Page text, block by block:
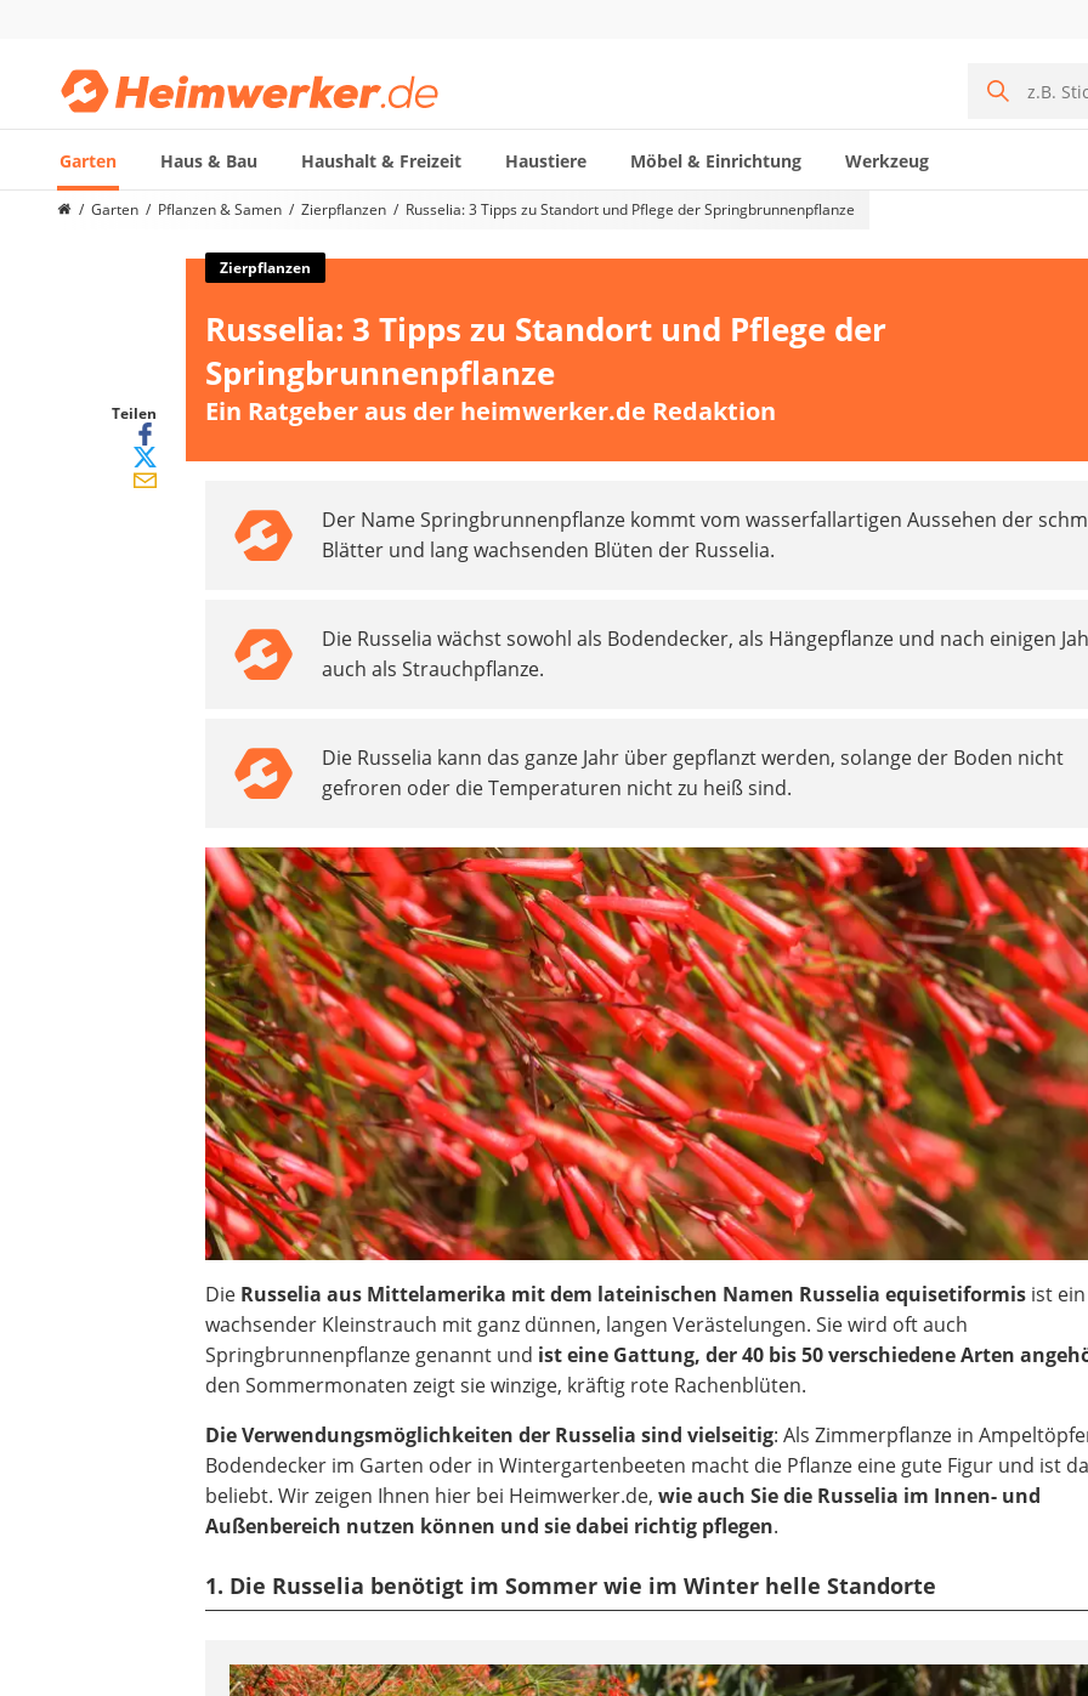
Garten Haus & Bau Haushalt & Freizeit Haustiere Möbel & Einrichtung Werkzeug
Die beliebtesten Vergleiche nach Kategorie
Akku-Laubsauger
Schlauchtrommel
Solar-Lichterkette außen
Teleskopleiter
Ameisengift
Bosch-Heckenschere
Garten Pflanzen & Samen Zierpflanzen Russelia: 3 Tipps zu Standort und Pflege der Springbrunnenpflanze
Teilen
Zierpflanzen
Russelia: 3 Tipps zu Standort und Pflege der
Springbrunnenpflanze
Ein Ratgeber aus der heimwerker.de Redaktion
Der Name Springbrunnenpflanze kommt vom wasserfallartigen Aussehen der
Blätter und lang wachsenden Blüten der Russelia.
Die Russelia wächst sowohl als Bodendecker, als Hängepflanze und nach einigen
auch als Strauchpflanze.
Die Russelia kann das ganze Jahr über gepflanzt werden, solange der Boden nicht
gefroren oder die Temperaturen nicht zu heiß sind.
Die Russelia aus Mittelamerika mit dem lateinischen Namen Russelia equisetiformis ist
wachsender Kleinstrauch mit ganz dünnen, langen Verästelungen. Sie wird oft auch
Springbrunnenpflanze genannt und ist eine Gattung, der 40 bis 50 verschiedene Arten
den Sommermonaten zeigt sie winzige, kräftig rote Rachenblüten.
Die Verwendungsmöglichkeiten der Russelia sind vielseitig: Als Zimmerpflanze in
Bodendecker im Garten oder in Wintergartenbeeten macht die Pflanze eine gute Figur und ist
beliebt. Wir zeigen Ihnen hier bei Heimwerker.de,wie auch Sie die Russelia im Innen- und
Außenbereich nutzen können und sie dabei richtig pflegen.
1. Die Russelia benötigt im Sommer wie im Winter helle Standorte